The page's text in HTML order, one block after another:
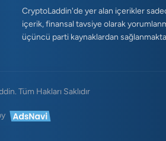
CryptoLaddin'de yer alan içerikler
içerik, finansal tavsiye olarak
üçüncü parti kaynaklardan
Tüm Hakları Saklıdır